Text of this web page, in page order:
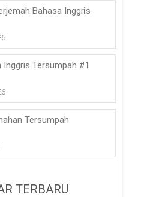
Bahasa Inggris
Inggris Tersumpah #1
Tersumpah
TERBARU